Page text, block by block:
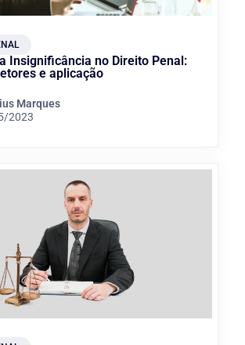
Insignificância no Direito Penal:
e aplicação
Marques
2023